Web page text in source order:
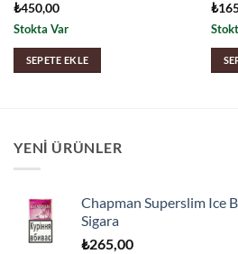
₺450,00
Stokta Var
SEPETE EKLE
₺
YENI ÜRÜNLER
Chapman Superslim Ice
Sigara
₺265,00